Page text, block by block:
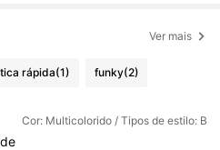
Ver mais
rápida(1) funky(2)
Cor: Multicolorido / Tipos de estilo: B